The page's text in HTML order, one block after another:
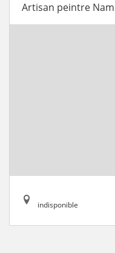
Artisan peintre
indisponible